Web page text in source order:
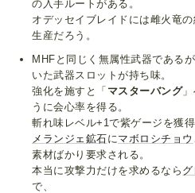
の入手ルートがある。
オデッセイブレイドには雌火竜
生産だろう。
MHFと同じく無属性武器である
いた武器スロットが持ち味。
強化を施すと「 マスターバング」
うに会心率を得る。
斬れ味レベル+1で紫ゲージを獲
メランジェ鉱石に マボロシチョウ
素材ばかり要求される。
本当に攻撃力だけを求めるなら
で、